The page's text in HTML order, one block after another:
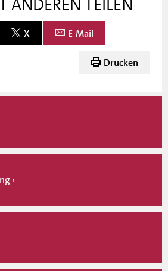
ANDEREN TEILEN
X E-Mail
Drucken